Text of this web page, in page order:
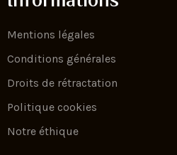
Mentions légales
Conditions générales
Droits de rétractation
Politique cookies
Notre éthique